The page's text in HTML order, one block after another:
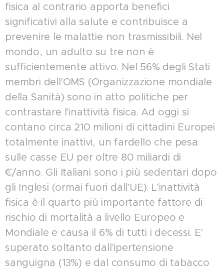
fisica al contrario apporta benefici
significativi alla salute e contribuisce a
prevenire le malattie non trasmissibili. Nel
mondo, un adulto su tre non è
sufficientemente attivo. Nel 56% degli Stati
membri dell'OMS (Organizzazione mondiale
della Sanità) sono in atto politiche per
contrastare l'inattività fisica. Ad oggi si
contano circa 210 milioni di cittadini Europei
totalmente inattivi, un fardello che pesa
sulle casse EU per oltre 80 miliardi di
€/anno. Gli Italiani sono i più sedentari dopo
gli Inglesi (ormai fuori dall'UE). L'inattività
fisica è il quarto più importante fattore di
rischio di mortalità a livello Europeo e
Mondiale e causa il 6% di tutti i decessi. E'
superato soltanto dall'ipertensione
sanguigna (13%) e dal consumo di tabacco